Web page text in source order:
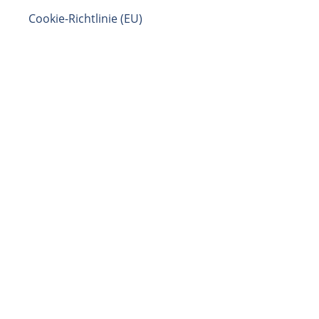
Cookie-Richtlinie (EU)